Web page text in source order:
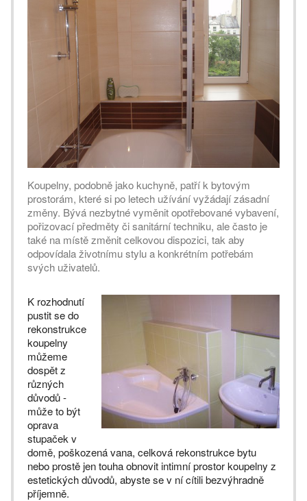
Koupelny, podobně jako kuchyně, patří k bytovým
prostorám, které si po letech užívání vyžádají zásadní
změny. Bývá nezbytné vyměnit opotřebované vybavení,
pořizovací předměty či sanitární techniku, ale často je
také na místě změnit celkovou dispozici, tak aby
odpovídala životnímu stylu a konkrétním potřebám
svých uživatelů.
K rozhodnutí
pustit se do
rekonstrukce
koupelny
můžeme
dospět z
různých
důvodů -
může to být
oprava
stupaček v
domě, poškozená vana, celková rekonstrukce bytu
nebo prostě jen touha obnovit intimní prostor koupelny z
estetických důvodů, abyste se v ní cítili bezvýhradně
příjemně.